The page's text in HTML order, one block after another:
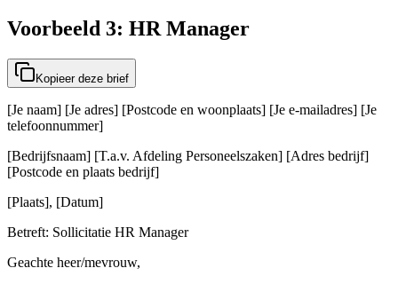
Voorbeeld 3: HR Manager
Kopieer deze brief
[Je naam] [Je adres] [Postcode en woonplaats] [Je e-mailadres] [Je
telefoonnummer]
[Bedrijfsnaam] [T.a.v. Afdeling Personeelszaken] [Adres bedrijf]
[Postcode en plaats bedrijf]
[Plaats], [Datum]
Betreft: Sollicitatie HR Manager
Geachte heer/mevrouw,